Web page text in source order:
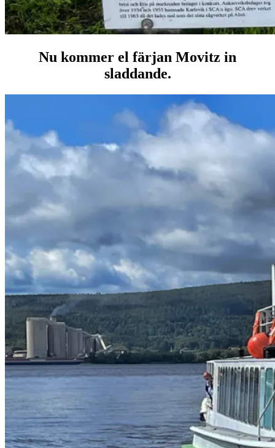
Nu kommer el färjan Movitz in
sladdande.